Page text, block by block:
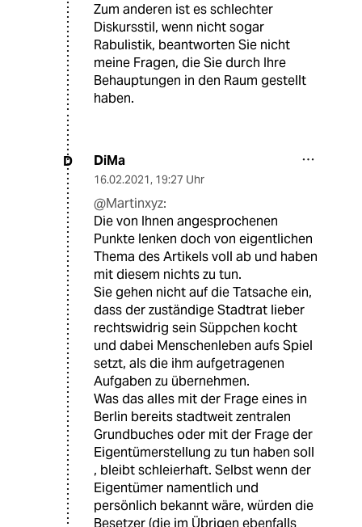
Zum anderen ist es schlechter
Diskursstil, wenn nicht sogar
Rabulistik, beantworten Sie nicht
meine Fragen, die Sie durch Ihre
Behauptungen in den Raum gestellt
haben.
D DiMa
16.02.2021, 19:27 Uhr
@Martinxyz:
Die von Ihnen angesprochenen
Punkte lenken doch von eigentlichen
Thema des Artikels voll ab und haben
mit diesem nichts zu tun.
Sie gehen nicht auf die Tatsache ein,
dass der zuständige Stadtrat lieber
rechtswidrig sein Süppchen kocht
und dabei Menschenleben aufs Spiel
setzt, als die ihm aufgetragenen
Aufgaben zu übernehmen.
Was das alles mit der Frage eines in
Berlin bereits stadtweit zentralen
Grundbuches oder mit der Frage der
Eigentümerstellung zu tun haben soll
, bleibt schleierhaft. Selbst wenn der
Eigentümer namentlich und
persönlich bekannt wäre, würden die